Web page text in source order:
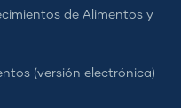
de Alimentos y
(versión electrónica)